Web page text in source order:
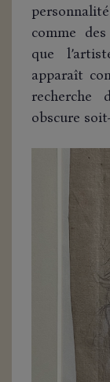
comme
que
apparaît
recherche
obscure